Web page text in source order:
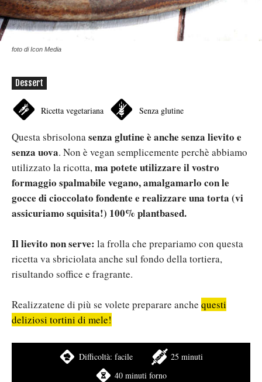
foto di Icon Media
Dessert
Ricetta vegetariana Senza glutine
Questa sbrisolona senza glutine è anche senza lievito e
senza uova. Non è vegan semplicemente perchè abbiamo
utilizzato la ricotta, ma potete utilizzare il vostro
formaggio spalmabile vegano, amalgamarlo con le
gocce di cioccolato fondente e realizzare una torta (vi
assicuriamo squisita!) 100% plantbased.
Il lievito non serve: la frolla che prepariamo con questa
ricetta va sbriciolata anche sul fondo della tortiera,
risultando soffice e fragrante.
Realizzatene di più se volete preparare anche questi
deliziosi tortini di mele!
Difficoltà: facile
25 minuti
40 minuti forno